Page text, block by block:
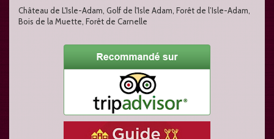
Château de L'Isle-Adam, Golf de l'Isle Adam, Forêt de l’Isle-Adam,
Bois de la Muette, Forêt de Carnelle